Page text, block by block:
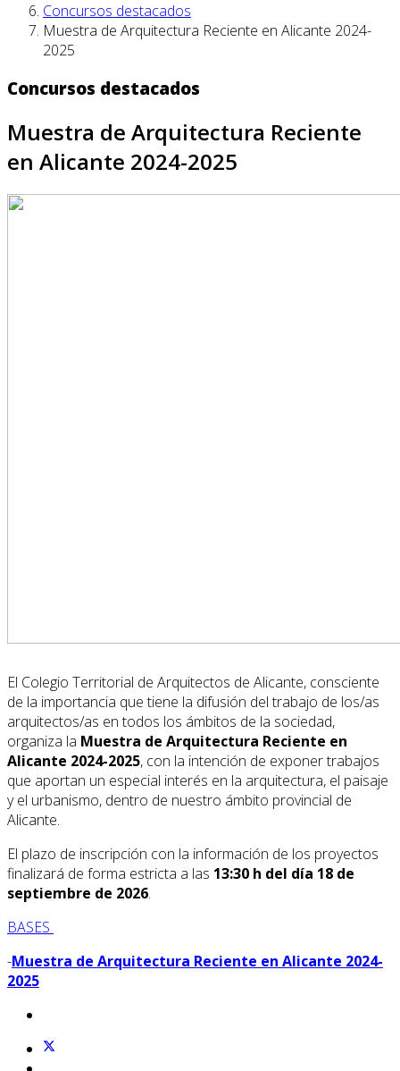
Concursos destacados
Muestra de Arquitectura Reciente en Alicante 2024-
2025
Concursos destacados
Muestra de Arquitectura Reciente
en Alicante 2024-2025
El Colegio Territorial de Arquitectos de Alicante, consciente
de la importancia que tiene la difusión del trabajo de los/as
arquitectos/as en todos los ámbitos de la sociedad,
organiza la Muestra de Arquitectura Reciente en
Alicante 2024-2025, con la intención de exponer trabajos
que aportan un especial interés en la arquitectura, el paisaje
y el urbanismo, dentro de nuestro ámbito provincial de
Alicante.
El plazo de inscripción con la información de los proyectos
finalizará de forma estricta a las 13:30 h del día 18 de
septiembre de 2026.
BASES
-Muestra de Arquitectura Reciente en Alicante 2024-
2025